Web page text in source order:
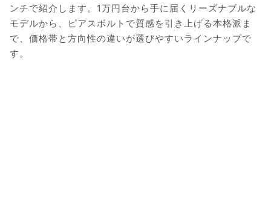
ンチで紹介します。1万円台から手に届くリーズナブルな
モデルから、ピアスボルトで質感を引き上げる本格派ま
で、価格帯と方向性の違いが選びやすいラインナップで
す。